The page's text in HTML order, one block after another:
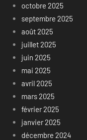
octobre 2025
septembre 2025
août 2025
juillet 2025
juin 2025
mai 2025
avril 2025
mars 2025
février 2025
janvier 2025
décembre 2024